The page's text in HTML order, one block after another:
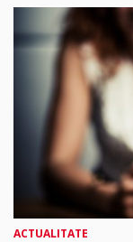
ACTUALITATE